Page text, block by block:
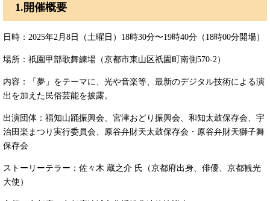
1.開催概要
日時：2025年2月8日（土曜日）18時30分〜19時40分（18時00分開場）
場所：祇園甲部歌舞練場（京都市東山区祇園町南側570-2）
内容：「夢」をテーマに、光や音楽等、最新のデジタル技術による演
出を加えた民俗芸能を披露。
出演団体：福知山踊振興会、宮津おどり振興会、和知太鼓保存会、宇
治田楽まつり実行委員会、原谷弁財天太鼓保存会・原谷弁財天獅子舞
保存会
ストーリーテラー：佐々木 蔵之介 氏（京都府出身、俳優、京都観光
大使）